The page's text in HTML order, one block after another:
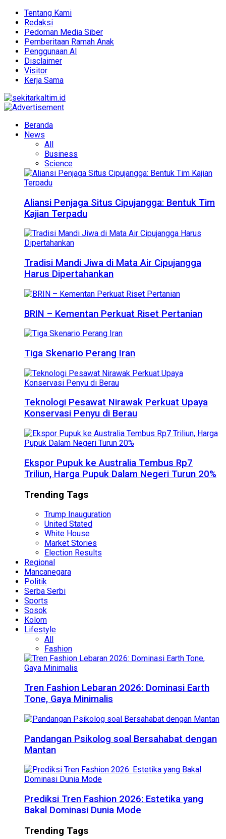
Tentang Kami
Redaksi
Pedoman Media Siber
Pemberitaan Ramah Anak
Penggunaan AI
Disclaimer
Visitor
Kerja Sama
Beranda
News
All
Business
Science
Aliansi Penjaga Situs Cipujangga: Bentuk Tim
Kajian Terpadu
Tradisi Mandi Jiwa di Mata Air Cipujangga
Harus Dipertahankan
BRIN – Kementan Perkuat Riset Pertanian
Tiga Skenario Perang Iran
Teknologi Pesawat Nirawak Perkuat Upaya
Konservasi Penyu di Berau
Ekspor Pupuk ke Australia Tembus Rp7
Triliun, Harga Pupuk Dalam Negeri Turun 20%
Trending Tags
Trump Inauguration
United Stated
White House
Market Stories
Election Results
Regional
Mancanegara
Politik
Serba Serbi
Sports
Sosok
Kolom
Lifestyle
All
Fashion
Tren Fashion Lebaran 2026: Dominasi Earth
Tone, Gaya Minimalis
Pandangan Psikolog soal Bersahabat dengan
Mantan
Prediksi Tren Fashion 2026: Estetika yang
Bakal Dominasi Dunia Mode
Trending Tags